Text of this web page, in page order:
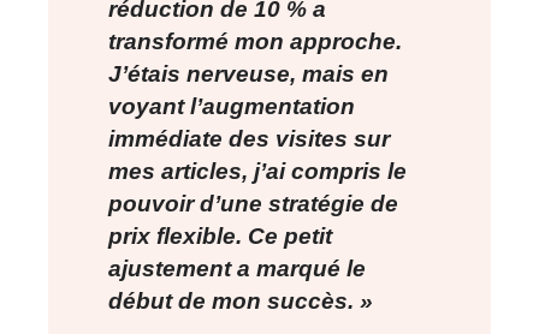
réduction de 10 % a
transformé mon approche.
J’étais nerveuse, mais en
voyant l’augmentation
immédiate des visites sur
mes articles, j’ai compris le
pouvoir d’une stratégie de
prix flexible. Ce petit
ajustement a marqué le
début de mon succès. »